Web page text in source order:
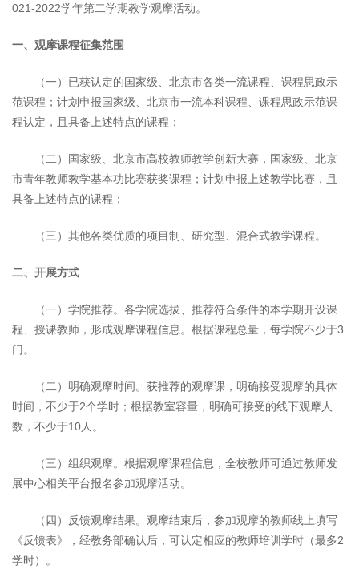
021-2022学年第二学期教学观摩活动。
一、观摩课程征集范围
（一）已获认定的国家级、北京市各类一流课程、课程思政示
范课程；计划申报国家级、北京市一流本科课程、课程思政示范课
程认定，且具备上述特点的课程；
（二）国家级、北京市高校教师教学创新大赛，国家级、北京
市青年教师教学基本功比赛获奖课程；计划申报上述教学比赛，且
具备上述特点的课程；
（三）其他各类优质的项目制、研究型、混合式教学课程。
二、开展方式
（一）学院推荐。各学院选拔、推荐符合条件的本学期开设课
程、授课教师，形成观摩课程信息。根据课程总量，每学院不少于3
门。
（二）明确观摩时间。获推荐的观摩课，明确接受观摩的具体
时间，不少于2个学时；根据教室容量，明确可接受的线下观摩人
数，不少于10人。
（三）组织观摩。根据观摩课程信息，全校教师可通过教师发
展中心相关平台报名参加观摩活动。
（四）反馈观摩结果。观摩结束后，参加观摩的教师线上填写
《反馈表》，经教务部确认后，可认定相应的教师培训学时（最多2
学时）。